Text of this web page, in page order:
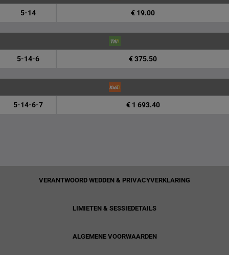
5-14 € 19.00
5-14-6 € 375.50
5-14-6-7 € 1 693.40
VERANTWOORD WEDDEN & PRIVACYVERKLARING
LIMIETEN & SESSIEDETAILS
ALGEMENE VOORWAARDEN